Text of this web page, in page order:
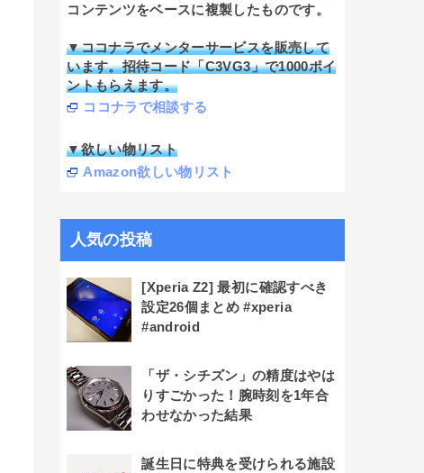
コンテンツをベースに複製したものです。
▼ココナラでメンターサービスを販売して
います。招待コード「C3VG3」で1000ポイ
ントもらえます。
ココナラで相談する
▼欲しい物リスト
Amazon欲しい物リスト
人気の投稿
[Xperia Z2] 最初に確認すべき
設定26個まとめ #xperia
#android
「ザ・シチズン」の精度はやは
りすごかった！腕時刻を1年合
わせなかった結果
誕生日に特典を受けられる施設